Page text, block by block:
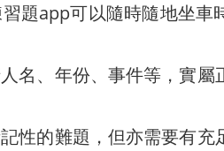
題app可以隨時隨地坐車
名、年份、事件等，實屬
性的難題，但亦需要有充